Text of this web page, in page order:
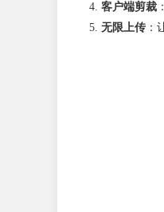
客户端剪裁
无限上传 ：